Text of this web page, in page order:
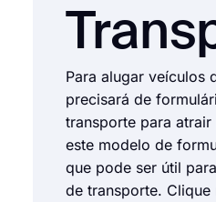
Para alugar veículos
precisará de
transporte para
este modelo de
que pode ser útil
de transporte.